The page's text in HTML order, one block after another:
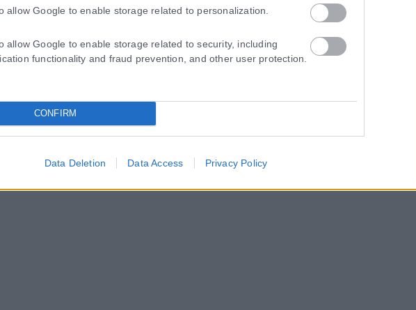
allow Google to enable storage related to personalization.
allow Google to enable storage related to security, including
functionality and fraud prevention, and other user protection.
CONFIRM
Data Deletion Data Access Privacy Policy